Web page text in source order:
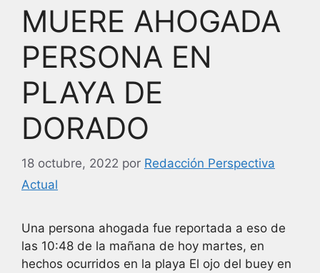
MUERE AHOGADA
PERSONA EN
PLAYA DE
DORADO
18 octubre, 2022 por Redacción Perspectiva
Actual
Una persona ahogada fue reportada a eso de
las 10:48 de la mañana de hoy martes, en
hechos ocurridos en la playa El ojo del buey en